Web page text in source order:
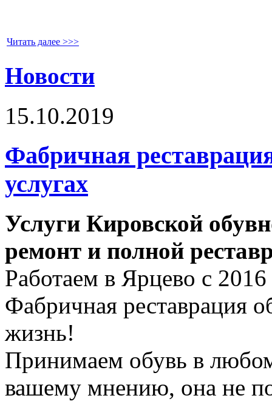
Читать далее >>>
Новости
15.10.2019
Фабричная
услугах
Услуги Кировской
ремонт и полной
Работаем в Ярцево с 2016
Фабричная реставрация
жизнь!
Принимаем обувь в
вашему мнению, она не